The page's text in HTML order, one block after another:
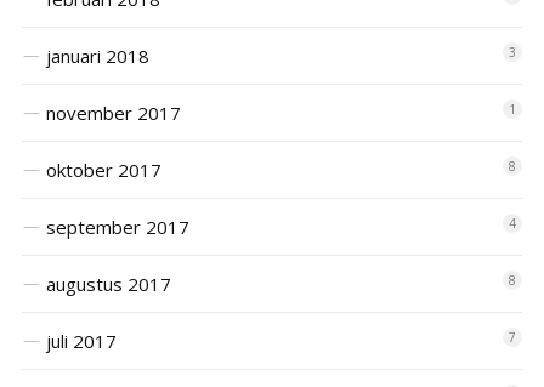
januari 2018 3
november 2017 1
oktober 2017 8
september 2017 4
augustus 2017 8
juli 2017 7